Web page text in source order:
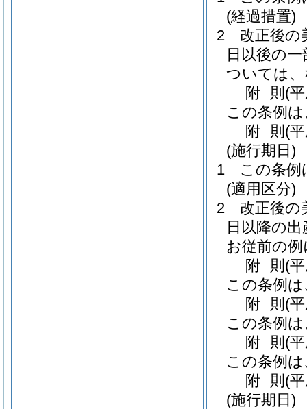
(経過措置)
2
改正後の
日以後の
ついては
附 則 (
この条例
附 則 (
(施行期日)
1
この条例
(適用区分)
2
改正後の
日以降の
お従前の
附 則 (
この条例
附 則 (
この条例
附 則 (
この条例
附 則 (
(施行期日)